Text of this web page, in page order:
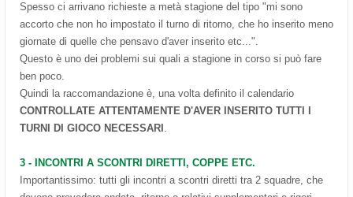
Spesso ci arrivano richieste a metà stagione del tipo "mi sono
accorto che non ho impostato il turno di ritorno, che ho inserito meno
giornate di quelle che pensavo d'aver inserito etc...".
Questo è uno dei problemi sui quali a stagione in corso si può fare
ben poco.
Quindi la raccomandazione è, una volta definito il calendario
CONTROLLATE ATTENTAMENTE D'AVER INSERITO TUTTI I
TURNI DI GIOCO NECESSARI .
3 - INCONTRI A SCONTRI DIRETTI, COPPE ETC.
Importantissimo: tutti gli incontri a scontri diretti tra 2 squadre, che